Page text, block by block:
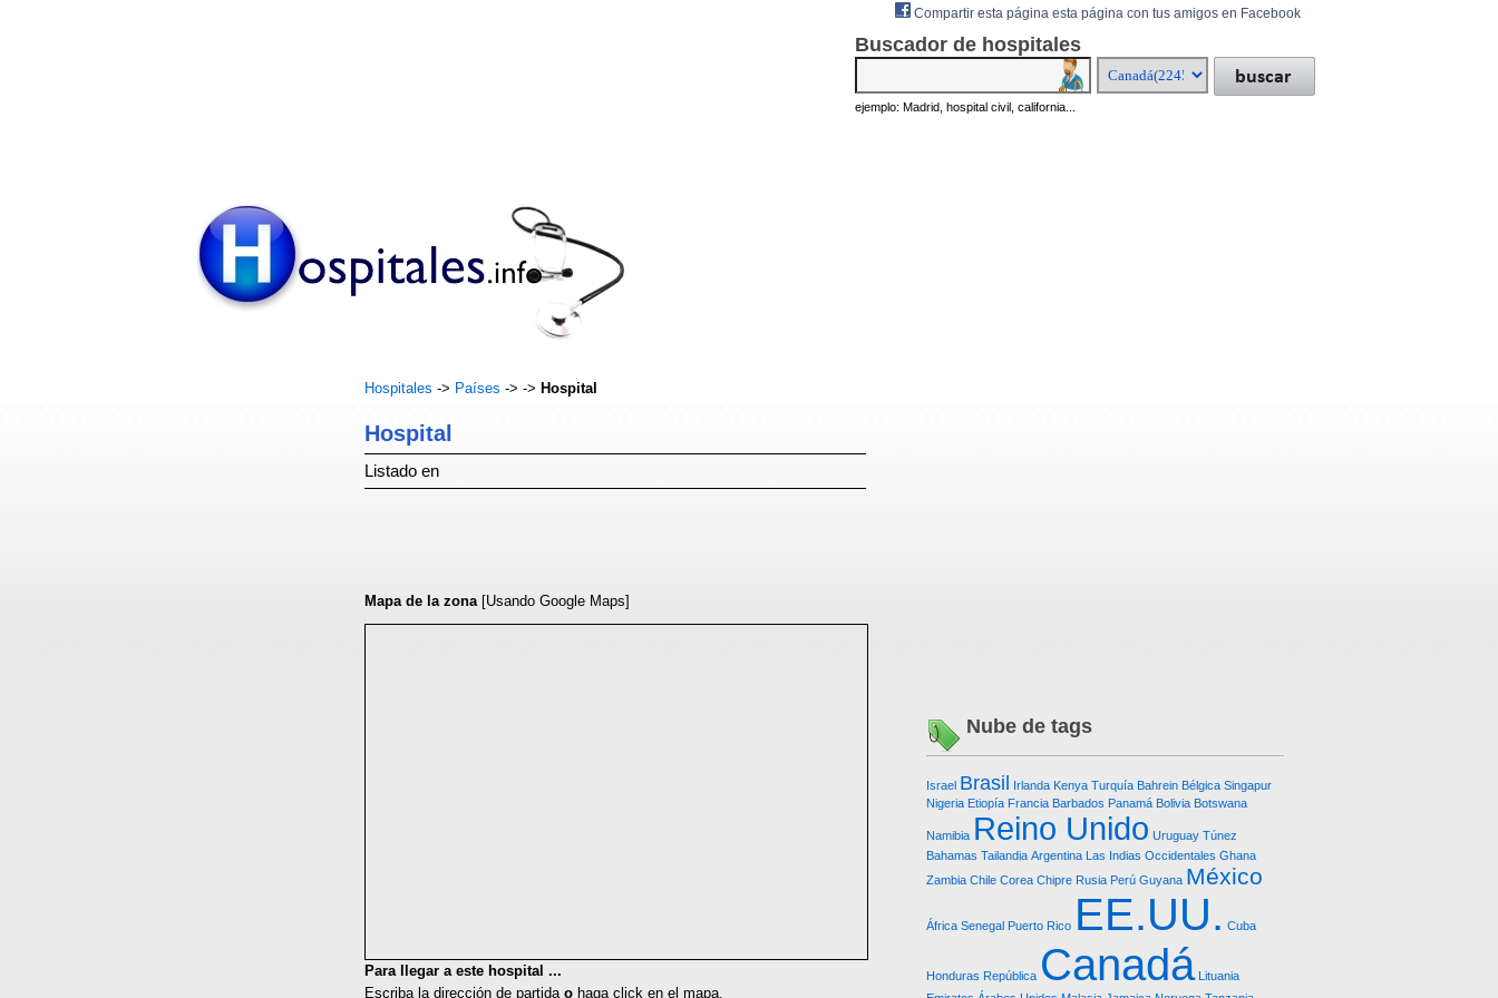
Buscador de hospitales
ejemplo: Madrid, hospital civil, california...
Hospitales -> Países -> -> Hospital
Hospital
Listado en
Mapa de la zona[Usando Google Maps]
Para llegar a este hospital ...
Escriba la dirección de partida o haga click en el mapa.
Nube de tags
Israel Brasil Irlanda Kenya Turquía Bahrein Bélgica Singapur
Nigeria Etiopía Francia Barbados Panamá Bolivia Botswana
Namibia Reino Unido Uruguay Túnez
Bahamas Tailandia Argentina Las Indias Occidentales Ghana
Zambia Chile Corea Chipre Rusia Perú Guyana México
África Senegal Puerto Rico EE.UU. Cuba
Honduras República Canadá Lituania
Compartir esta página esta página con tus amigos en Facebook